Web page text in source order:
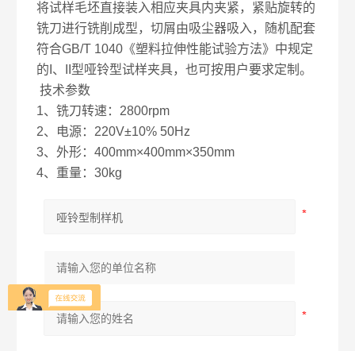
将试样毛坯直接装入相应夹具内夹紧，紧贴旋转的
铣刀进行铣削成型，切屑由吸尘器吸入，随机配套
符合GB/T 1040《塑料拉伸性能试验方法》中规定
的I、II型哑铃型试样夹具，也可按用户要求定制。
技术参数
1、铣刀转速：2800rpm
2、电源：220V±10% 50Hz
3、外形：400mm×400mm×350mm
4、重量：30kg